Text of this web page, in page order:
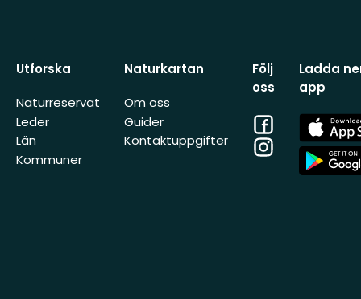
Utforska
Naturreservat
Leder
Län
Kommuner
Naturkartan
Om oss
Guider
Kontaktuppgifter
Följ
oss
Facebook
Instagram
Ladda
app
App
Store
App
Store